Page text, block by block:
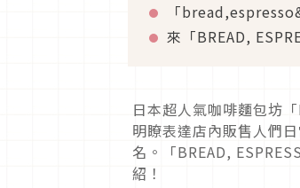
「
來「BREAD,
日本超人氣咖啡麵包坊
明瞭表達店內販售人們
名。「BREAD,
紹！